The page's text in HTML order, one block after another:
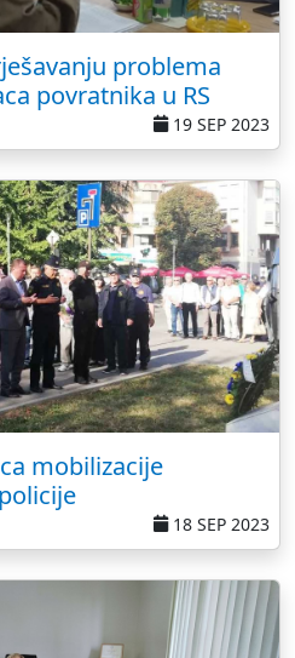
problema
povratnika u RS
19 SEP 2023
mobilizacije
18 SEP 2023